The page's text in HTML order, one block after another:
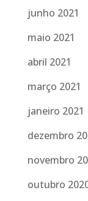
junho 2021
maio 2021
abril 2021
março 2021
janeiro 2021
dezembro
novembro
outubro